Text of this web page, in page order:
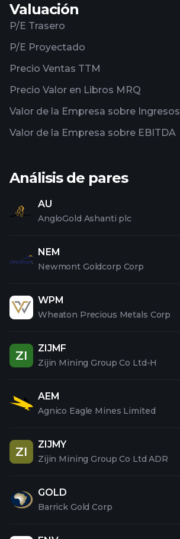
Valuación
P/E Trasero
P/E Proyectado
Precio Ventas TTM
Precio Valor en Libros MRQ
Valor de la Empresa sobre Ingresos
Valor de la Empresa sobre EBITDA
Análisis de pares
AU
AngloGold Ashanti plc
NEM
Newmont Goldcorp Corp
WPM
Wheaton Precious Metals Corp
ZI
ZIJMF
Zijin Mining Group Co Ltd-H
AEM
Agnico Eagle Mines Limited
ZI
ZIJMY
Zijin Mining Group Co Ltd ADR
GOLD
Barrick Gold Corp